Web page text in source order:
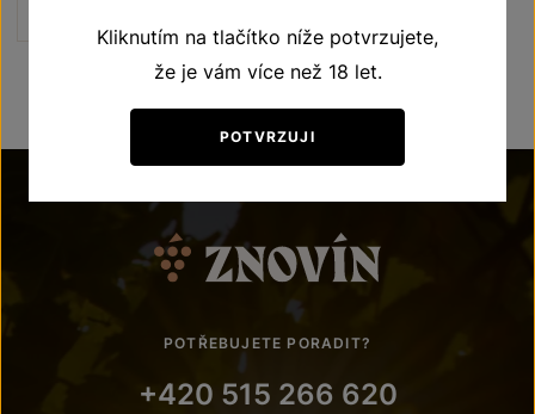
POTŘEBUJETE PORADIT?
+420 515 266 620
Kliknutím na tlačítko níže potvrzujete,
že je vám více než 18 let.
POTVRZUJI